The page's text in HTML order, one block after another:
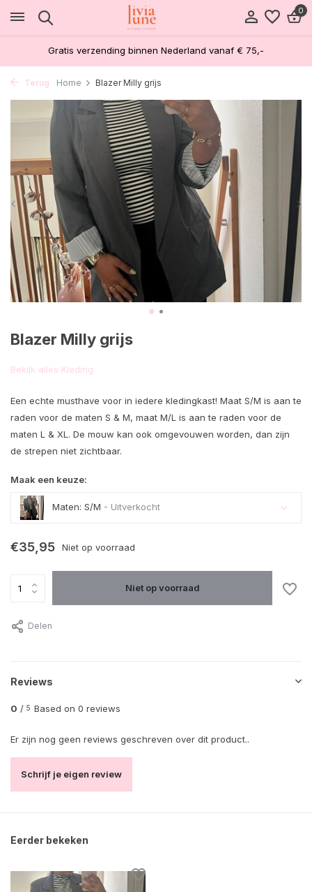
0
Gratis verzending binnen Nederland vanaf € 75,-
Terug Home Blazer Milly grijs
Blazer Milly grijs
Bekijk alles Kleding
Een echte musthave voor in iedere kledingkast! Maat S/M is aan te
raden voor de maten S & M, maat M/L is aan te raden voor de
maten L & XL. De mouw kan ook omgevouwen worden, dan zijn
de strepen niet zichtbaar.
Maak een keuze:
Maten: S/M - Uitverkocht
€35,95 Niet op voorraad
Niet op voorraad
Delen
Reviews
0 / 5 Based on 0 reviews
Er zijn nog geen reviews geschreven over dit product..
Schrijf je eigen review
Eerder bekeken